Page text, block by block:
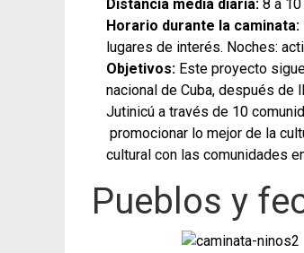
Distancia media diaria: 8 a
Horario durante la caminata:
lugares de interés. Noches:
Objetivos: Este proyecto
nacional de Cuba, después de
Jutinicú a través de 10
promocionar lo mejor de la
cultural con las comunidades
Pueblos y